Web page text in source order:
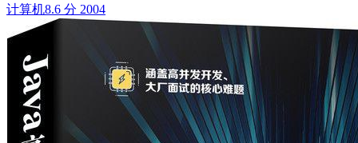
计算机8.6 分 2004